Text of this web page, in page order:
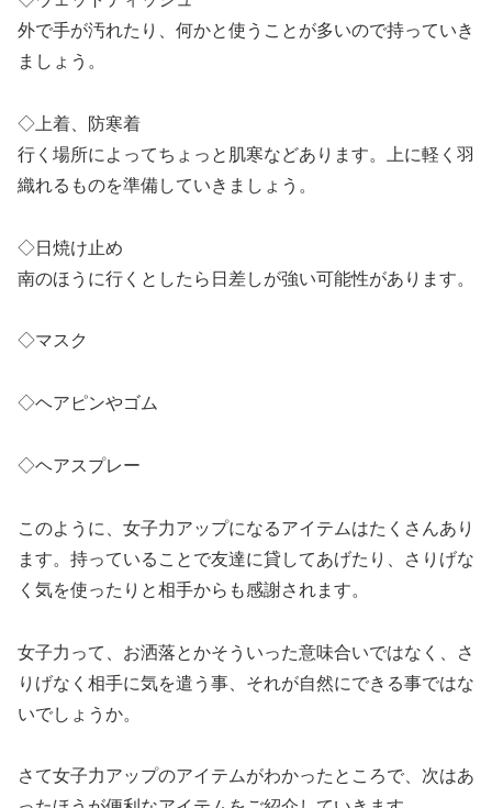
外で手が汚れたり、何かと使うことが多いので持っていき
ましょう。
◇上着、防寒着
行く場所によってちょっと肌寒などあります。上に軽く羽
織れるものを準備していきましょう。
◇日焼け止め
南のほうに行くとしたら日差しが強い可能性があります。
◇マスク
◇ヘアピンやゴム
◇ヘアスプレー
このように、女子力アップになるアイテムはたくさんあり
ます。持っていることで友達に貸してあげたり、さりげな
く気を使ったりと相手からも感謝されます。
女子力って、お洒落とかそういった意味合いではなく、さ
りげなく相手に気を遣う事、それが自然にできる事ではな
いでしょうか。
さて女子力アップのアイテムがわかったところで、次はあ